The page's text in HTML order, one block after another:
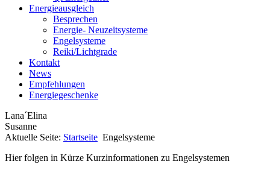
Energieausgleich
Besprechen
Energie- Neuzeitsysteme
Engelsysteme
Reiki/Lichtgrade
Kontakt
News
Empfehlungen
Energiegeschenke
Lana´Elina
Susanne
Aktuelle Seite: Startseite Engelsysteme
Hier folgen in Kürze Kurzinformationen zu Engelsystemen